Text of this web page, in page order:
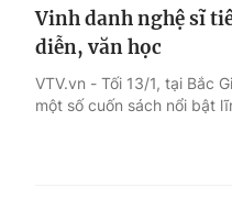
Vinh danh nghệ sĩ
diễn, văn học
VTV.vn - Tối 13/1, tại Bắc
một số cuốn sách nổi bật